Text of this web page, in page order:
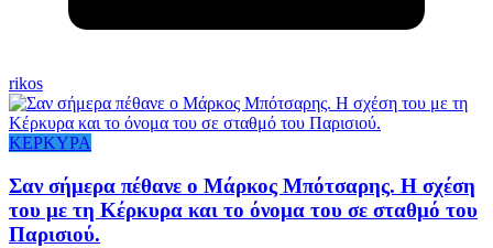
rikos
ΚΕΡΚΥΡΑ
Σαν σήμερα πέθανε ο Μάρκος Μπότσαρης. Η σχέση
του με τη Κέρκυρα και το όνομα του σε σταθμό του
Παρισιού.